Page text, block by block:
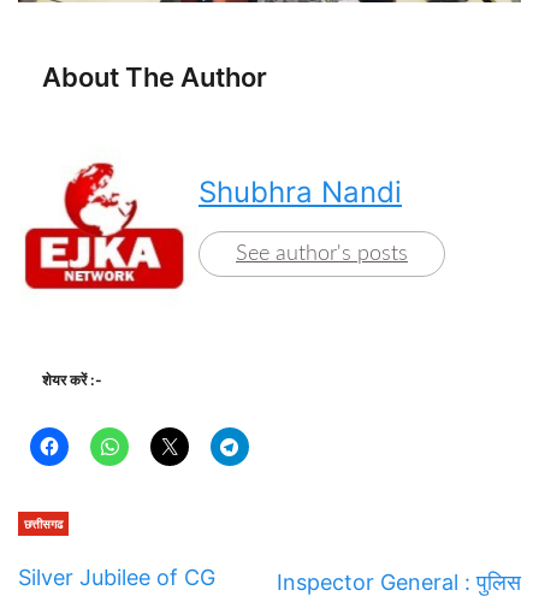
About The Author
Shubhra Nandi
See author's posts
शेयर करें :-
छत्तीसगढ
Silver Jubilee of CG
Inspector General : पुलिस